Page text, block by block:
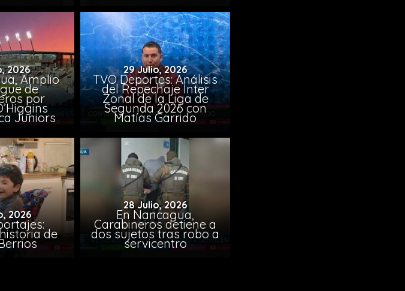
2026
Amplio
de
por
Juniors
29 Julio, 2026
TVO Deportes: Análisis
del Repechaje Inter
Zonal de la Liga de
Segunda 2026 con
Matías Garrido
2026
de
28 Julio, 2026
En Nancagua,
Carabineros detiene a
dos sujetos tras robo a
servicentro